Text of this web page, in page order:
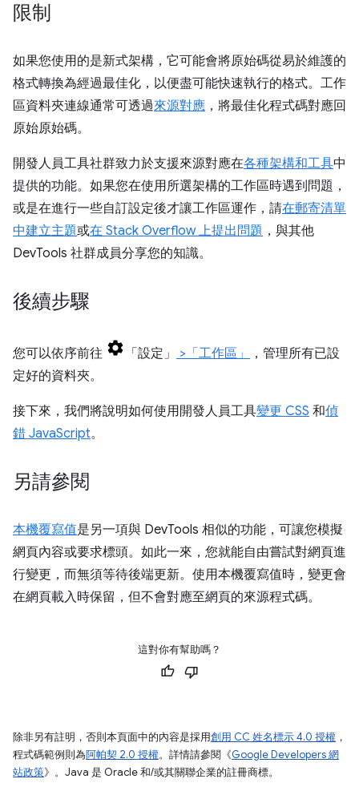
限制
如果您使用的是新式架構，它可能會將原始碼從易於維護的
格式轉換為經過最佳化，以便盡可能快速執行的格式。工作
區資料夾連線通常可透過來源對應 ，將最佳化程式碼對應回
原始原始碼。
開發人員工具社群致力於支援來源對應在各種架構和工具中
提供的功能。如果您在使用所選架構的工作區時遇到問題，
或是在進行一些自訂設定後才讓工作區運作，請在郵寄清單
中建立主題或在 Stack Overflow 上提出問題 ，與其他
DevTools 社群成員分享您的知識。
後續步驟
您可以依序前往 「設定」 >「工作區」
，管理所有已設
定好的資料夾。
接下來，我們將說明如何使用開發人員工具變更 CSS 和偵
錯 JavaScript。
另請參閱
本機覆寫值是另一項與 DevTools 相似的功能，可讓您模擬
網頁內容或要求標頭。如此一來，您就能自由嘗試對網頁進
行變更，而無須等待後端更新。使用本機覆寫值時，變更會
在網頁載入時保留，但不會對應至網頁的來源程式碼。
這對你有幫助嗎？
除非另有註明，否則本頁面中的內容是採用創用 CC 姓名標示 4.0 授權 ，
程式碼範例則為阿帕契 2.0 授權。詳情請參閱《Google Developers 網
站政策》。Java 是 Oracle 和/或其關聯企業的註冊商標。